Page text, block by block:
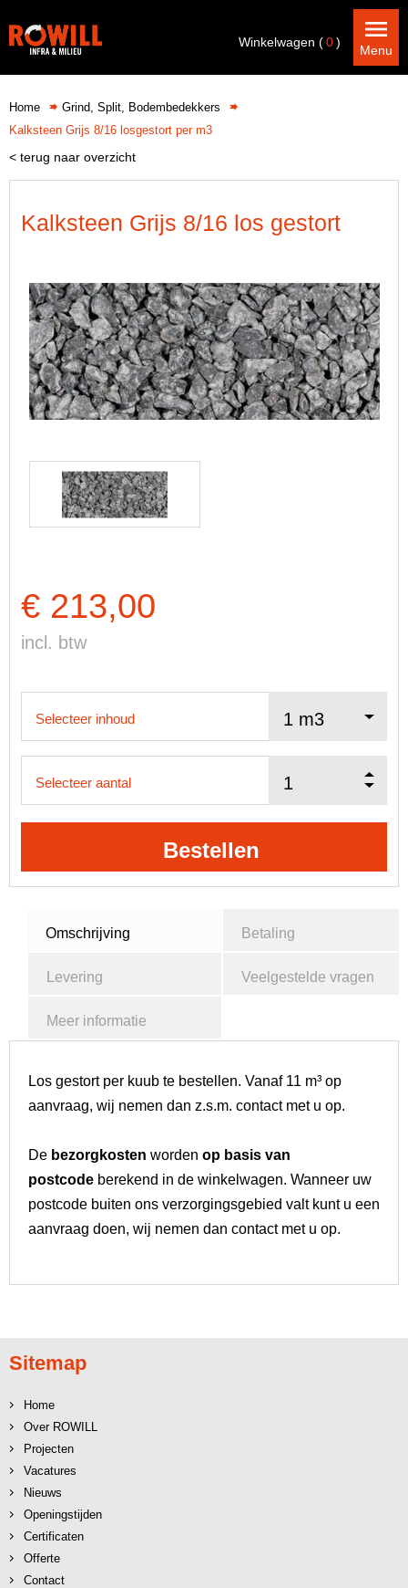
Winkelwagen (0)
Menu
Home
Grind, Split, Bodembedekkers
Kalksteen Grijs 8/16 losgestort per m3
< terug naar overzicht
Kalksteen Grijs 8/16 los gestort
€ 213,00
incl. btw
Selecteer inhoud
Selecteer aantal
Bestellen
Omschrijving Betaling
Levering Veelgestelde vragen
Meer informatie
Los gestort per kuub te bestellen. Vanaf 11 m³ op
aanvraag, wij nemen dan z.s.m. contact met u op.
De bezorgkosten worden op basis van
postcode berekend in de winkelwagen. Wanneer uw
postcode buiten ons verzorgingsgebied valt kunt u een
aanvraag doen, wij nemen dan contact met u op.
Sitemap
Home
Over ROWILL
Projecten
Vacatures
Nieuws
Openingstijden
Certificaten
Offerte
Contact